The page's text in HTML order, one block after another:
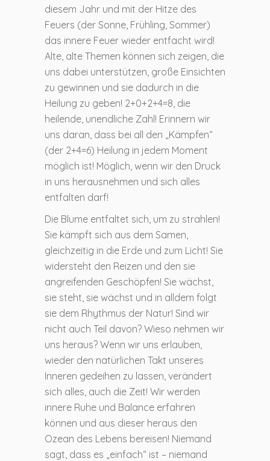
diesem Jahr und mit der Hitze des
Feuers (der Sonne, Frühling, Sommer)
das innere Feuer wieder entfacht wird!
Alte, alte Themen können sich zeigen, die
uns dabei unterstützen, große Einsichten
zu gewinnen und sie dadurch in die
Heilung zu geben! 2+0+2+4=8, die
heilende, unendliche Zahl! Erinnern wir
uns daran, dass bei all den „Kämpfen“
(der 2+4=6) Heilung in jedem Moment
möglich ist! Möglich, wenn wir den Druck
in uns herausnehmen und sich alles
entfalten darf!
Die Blume entfaltet sich, um zu strahlen!
Sie kämpft sich aus dem Samen,
gleichzeitig in die Erde und zum Licht! Sie
widersteht den Reizen und den sie
angreifenden Geschöpfen! Sie wächst,
sie steht, sie wächst und in alldem folgt
sie dem Rhythmus der Natur! Sind wir
nicht auch Teil davon? Wieso nehmen wir
uns heraus? Wenn wir uns erlauben,
wieder den natürlichen Takt unseres
Inneren gedeihen zu lassen, verändert
sich alles, auch die Zeit! Wir werden
innere Ruhe und Balance erfahren
können und aus dieser heraus den
Ozean des Lebens bereisen! Niemand
sagt, dass es „einfach“ ist – niemand